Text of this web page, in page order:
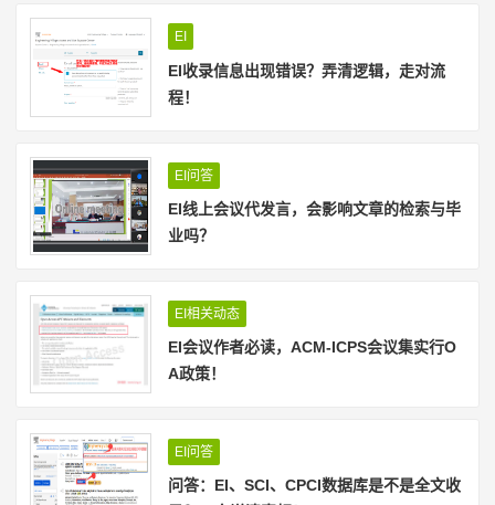
EI
EI收录信息出现错误？弄清逻辑，走对流
程！
EI问答
EI线上会议代发言，会影响文章的检索与毕
业吗？
EI相关动态
EI会议作者必读，ACM-ICPS会议集实行O
A政策！
EI问答
问答：EI、SCI、CPCI数据库是不是全文收